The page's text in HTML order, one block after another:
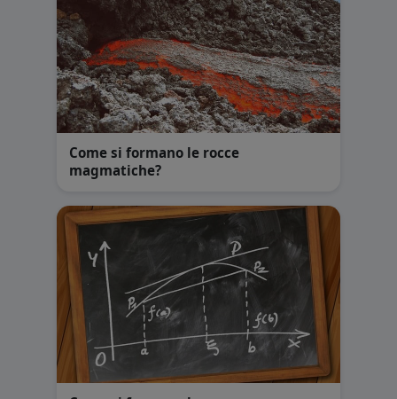
Come si formano le rocce
magmatiche?